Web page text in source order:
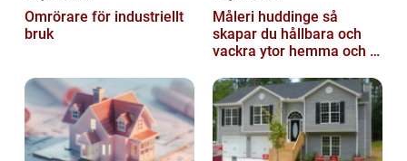
Omrörare för industriellt
bruk
Måleri huddinge så
skapar du hållbara och
vackra ytor hemma och i